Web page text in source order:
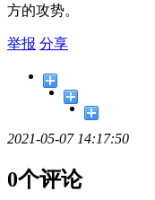
方的攻势。
举报 分享
2021-05-07 14:17:50
0个评论